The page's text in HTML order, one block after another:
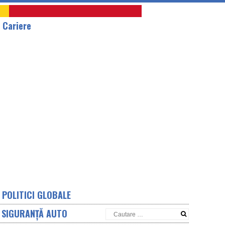
Cariere
POLITICI GLOBALE
SIGURANȚĂ AUTO